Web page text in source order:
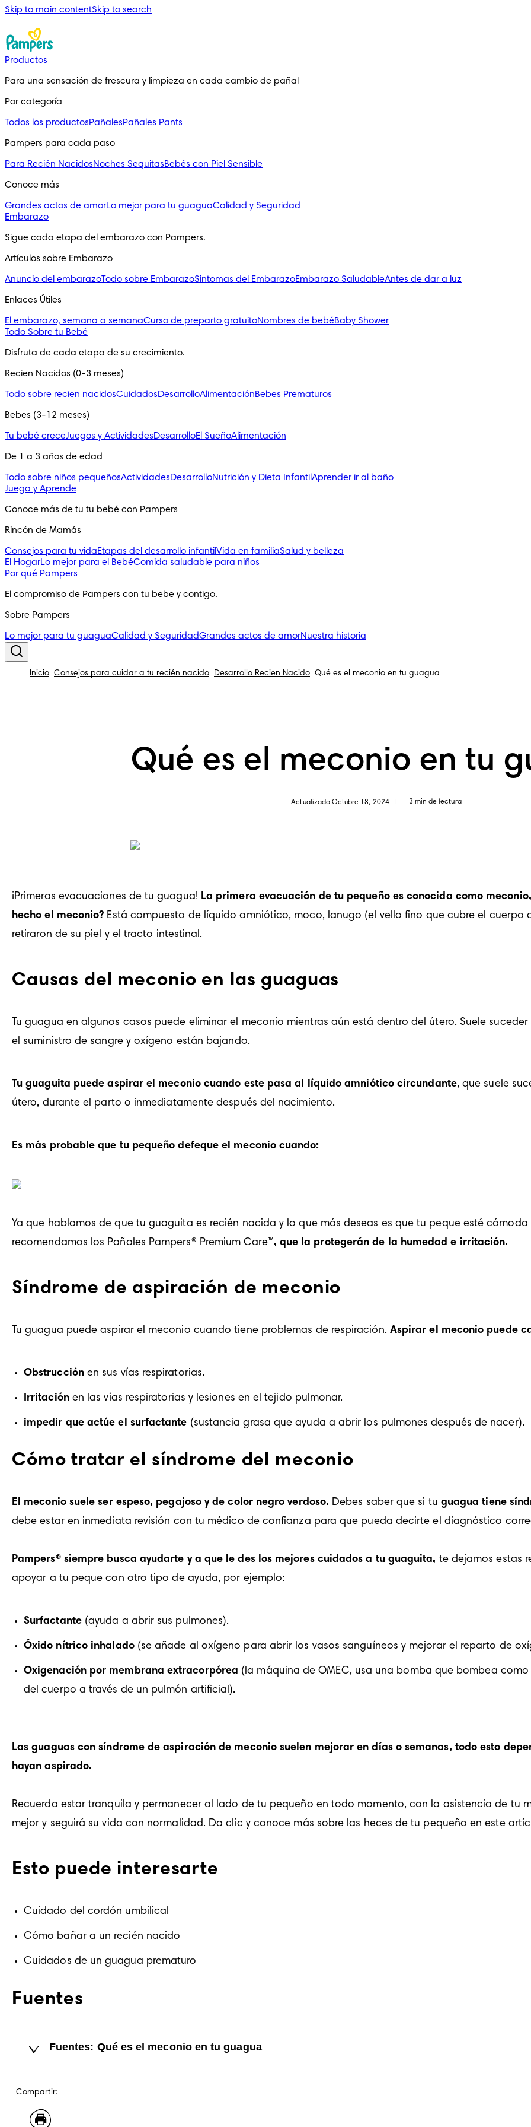
Skip to main contentSkip to search
Productos
Para una sensación de frescura y limpieza en cada cambio de pañal
Por categoría
Todos los productosPañalesPañales Pants
Pampers para cada paso
Para Recién NacidosNoches SequitasBebés con Piel Sensible
Conoce más
Grandes actos de amorLo mejor para tu guaguaCalidad y Seguridad
Embarazo
Sigue cada etapa del embarazo con Pampers.
Artículos sobre Embarazo
Anuncio del embarazoTodo sobre EmbarazoSintomas del EmbarazoEmbarazo SaludableAntes de dar a luz
Enlaces Útiles
El embarazo, semana a semanaCurso de preparto gratuitoNombres de bebéBaby Shower
Todo Sobre tu Bebé
Disfruta de cada etapa de su crecimiento.
Recien Nacidos (0-3 meses)
Todo sobre recien nacidosCuidadosDesarrolloAlimentaciónBebes Prematuros
Bebes (3-12 meses)
Tu bebé creceJuegos y ActividadesDesarrolloEl SueñoAlimentación
De 1 a 3 años de edad
Todo sobre niños pequeñosActividadesDesarrolloNutrición y Dieta InfantilAprender ir al baño
Juega y Aprende
Conoce más de tu tu bebé con Pampers
Rincón de Mamás
Consejos para tu vidaEtapas del desarrollo infantilVida en familiaSalud y belleza
El HogarLo mejor para el BebéComida saludable para niños
Por qué Pampers
El compromiso de Pampers con tu bebe y contigo.
Sobre Pampers
Lo mejor para tu guaguaCalidad y SeguridadGrandes actos de amorNuestra historia
Inicio Consejos para cuidar a tu recién nacido Desarrollo Recien Nacido Qué es el meconio en tu guagua
Qué es el meconio en tu
Actualizado Octubre 18, 2024 3 min de lectura
¡Primeras evacuaciones de tu guagua! La primera evacuación de tu pequeño es conocida como
hecho el meconio? Está compuesto de líquido amniótico, moco, lanugo (el vello fino que cubre el cuerpo
retiraron de su piel y el tracto intestinal.
Causas del meconio en las guaguas
Tu guagua en algunos casos puede eliminar el meconio mientras aún está dentro del útero. Suele
el suministro de sangre y oxígeno están bajando.
Tu guaguita puede aspirar el meconio cuando este pasa al líquido amniótico circundante, que suele
útero, durante el parto o inmediatamente después del nacimiento.
Es más probable que tu pequeño defeque el meconio cuando:
Ya que hablamos de que tu guaguita es recién nacida y lo que más deseas es que tu peque esté
recomendamos los Pañales Pampers® Premium Care™, que la protegerán de la humedad e irritación.
Síndrome de aspiración de meconio
Tu guagua puede aspirar el meconio cuando tiene problemas de respiración. Aspirar el meconio puede
Obstrucción en sus vías respiratorias.
Irritación en las vías respiratorias y lesiones en el tejido pulmonar.
impedir que actúe el surfactante (sustancia grasa que ayuda a abrir los pulmones después de nacer).
Cómo tratar el síndrome del meconio
El meconio suele ser espeso, pegajoso y de color negro verdoso. Debes saber que si tu guagua tiene
debe estar en inmediata revisión con tu médico de confianza para que pueda decirte el diagnóstico
Pampers® siempre busca ayudarte y a que le des los mejores cuidados a tu guaguita, te dejamos estas
apoyar a tu peque con otro tipo de ayuda, por ejemplo:
Surfactante (ayuda a abrir sus pulmones).
Óxido nítrico inhalado (se añade al oxígeno para abrir los vasos sanguíneos y mejorar el reparto de
Oxigenación por membrana extracorpórea (la máquina de OMEC, usa una bomba que bombea
del cuerpo a través de un pulmón artificial).
Las guaguas con síndrome de aspiración de meconio suelen mejorar en días o semanas, todo esto
hayan aspirado.
Recuerda estar tranquila y permanecer al lado de tu pequeño en todo momento, con la asistencia de tu
mejor y seguirá su vida con normalidad. Da clic y conoce más sobre las heces de tu pequeño en este
Esto puede interesarte
Cuidado del cordón umbilical
Cómo bañar a un recién nacido
Cuidados de un guagua prematuro
Fuentes
Fuentes: Qué es el meconio en tu guagua
Compartir: